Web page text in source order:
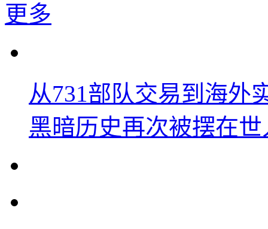
更多
从731部队交易到海外
黑暗历史再次被摆在